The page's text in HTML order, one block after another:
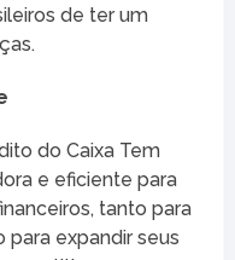
de ter um
do Caixa Tem
e eficiente para
tanto para
para expandir seus